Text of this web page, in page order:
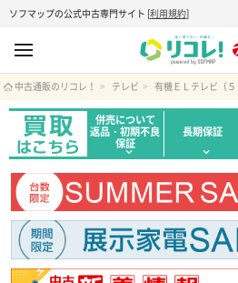
ソフマップの公式中古専門サイト [利用規約]
中古通販のリコレ！ テレビ
併売について
返品・初期不良
保証
長期保証